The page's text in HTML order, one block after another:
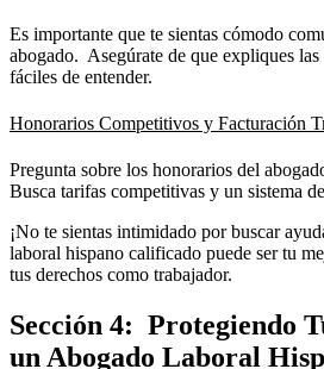
Es importante que te sientas cómodo
abogado. Asegúrate de que expliques
fáciles de entender.
Honorarios Competitivos y Facturación
Pregunta sobre los honorarios del
Busca tarifas competitivas y un sistema
¡No te sientas intimidado por buscar
laboral hispano calificado puede ser tu
tus derechos como trabajador.
Sección 4: Protegiendo
un Abogado Laboral